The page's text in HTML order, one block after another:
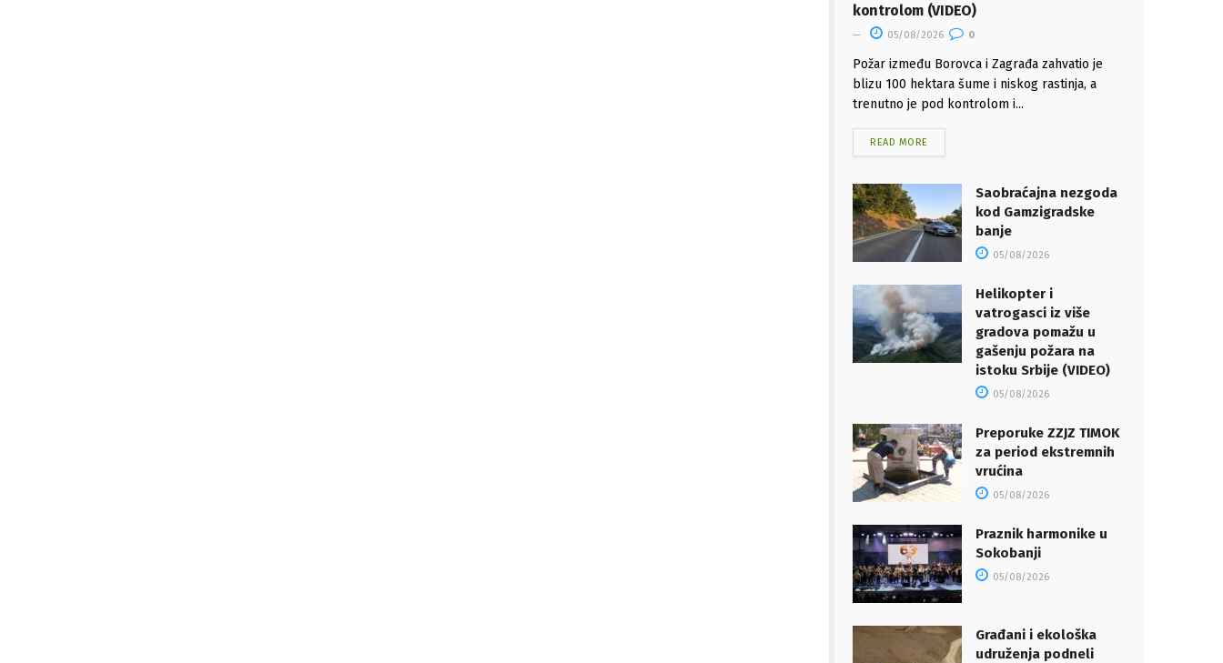
kontrolom (VIDEO)
05/08/2026 0
Požar između Borovca i Zagrađa zahvatio je
blizu 100 hektara šume i niskog rastinja, a
trenutno je pod kontrolom i...
READ MORE
Saobraćajna nezgoda
kod Gamzigradske
banje
05/08/2026
Helikopter i
vatrogasci iz više
gradova pomažu u
gašenju požara na
istoku Srbije (VIDEO)
05/08/2026
Preporuke ZZJZ TIMOK
za period ekstremnih
vrućina
05/08/2026
Praznik harmonike u
Sokobanji
05/08/2026
Građani i ekološka
udruženja podneli